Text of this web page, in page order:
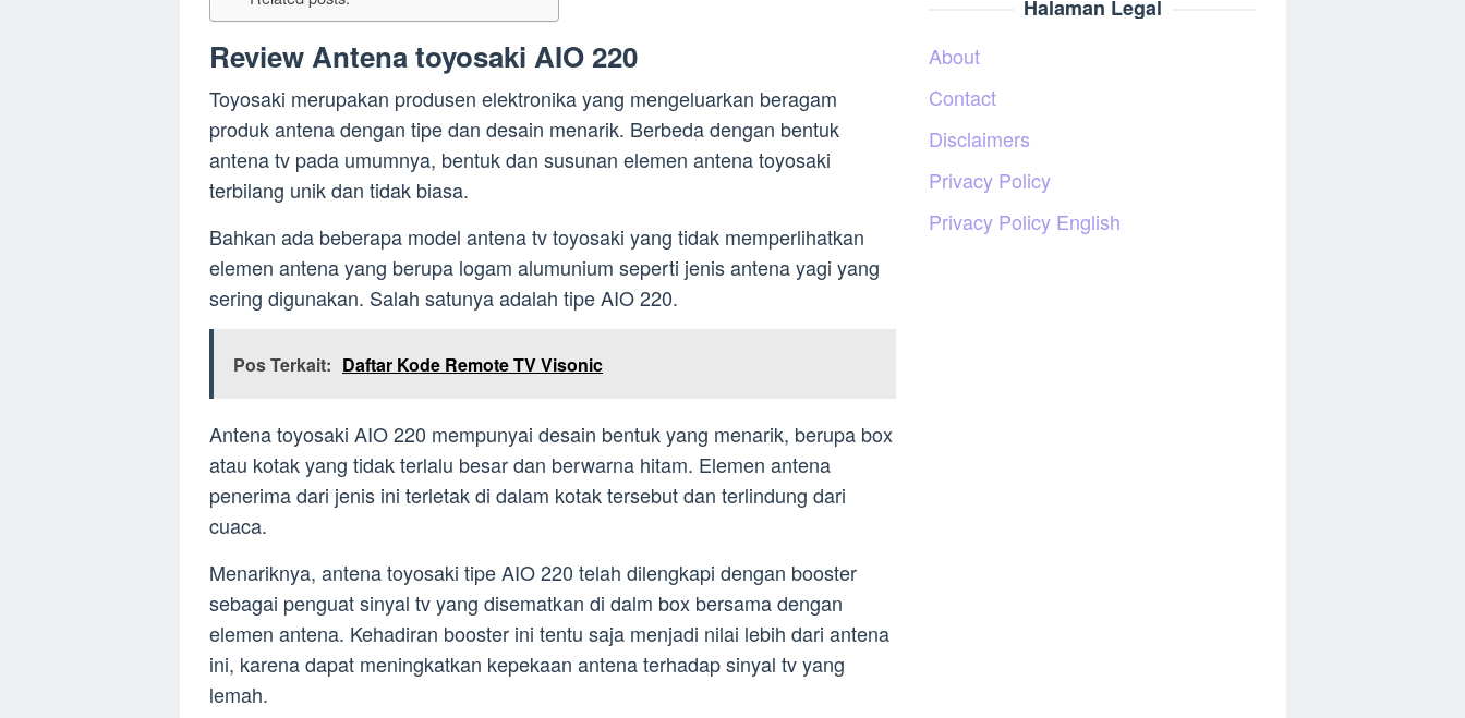
Review Antena toyosaki AIO 220
Toyosaki merupakan produsen elektronika yang mengeluarkan beragam
produk antena dengan tipe dan desain menarik. Berbeda dengan bentuk
antena tv pada umumnya, bentuk dan susunan elemen antena toyosaki
terbilang unik dan tidak biasa.
Bahkan ada beberapa model antena tv toyosaki yang tidak memperlihatkan
elemen antena yang berupa logam alumunium seperti jenis antena yagi yang
sering digunakan. Salah satunya adalah tipe AIO 220.
Pos Terkait: Daftar Kode Remote TV Visonic
Antena toyosaki AIO 220 mempunyai desain bentuk yang menarik, berupa box
atau kotak yang tidak terlalu besar dan berwarna hitam. Elemen antena
penerima dari jenis ini terletak di dalam kotak tersebut dan terlindung dari
cuaca.
Menariknya, antena toyosaki tipe AIO 220 telah dilengkapi dengan booster
sebagai penguat sinyal tv yang disematkan di dalm box bersama dengan
elemen antena. Kehadiran booster ini tentu saja menjadi nilai lebih dari antena
ini, karena dapat meningkatkan kepekaan antena terhadap sinyal tv yang
lemah.
Halaman Legal
About
Contact
Disclaimers
Privacy Policy
Privacy Policy English